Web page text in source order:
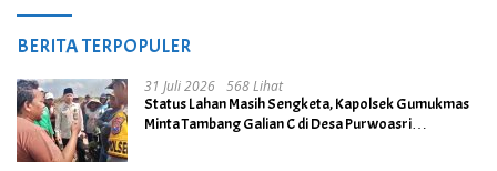
BERITA TERPOPULER
31 Juli 2026 568 Lihat
Status Lahan Masih Sengketa, Kapolsek Gumukmas
Minta Tambang Galian C di Desa Purwoasri